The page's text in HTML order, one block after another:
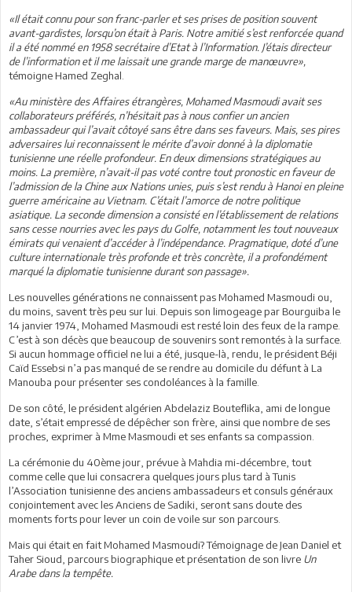
«Il était connu pour son franc-parler et ses prises de position souvent
avant-gardistes, lorsqu’on était à Paris. Notre amitié s’est renforcée quand
il a été nommé en 1958 secrétaire d’Etat à l’Information. J’étais directeur
de l’information et il me laissait une grande marge de manœuvre»,
témoigne Hamed Zeghal.
«Au ministère des Affaires étrangères, Mohamed Masmoudi avait ses
collaborateurs préférés, n’hésitait pas à nous confier un ancien
ambassadeur qui l’avait côtoyé sans être dans ses faveurs. Mais, ses pires
adversaires lui reconnaissent le mérite d’avoir donné à la diplomatie
tunisienne uneréelle profondeur. En deux dimensions stratégiques au
moins. La première, n’avait-il pas voté contre tout pronostic en faveur de
l’admission de la Chine aux Nations unies, puis s’est rendu à Hanoi en pleine
guerre américaine au Vietnam. C’était l’amorce de notre politique
asiatique. La seconde dimension a consisté en l’établissement de relations
sans cesse nourries avec les pays du Golfe, notamment les tout nouveaux
émirats qui venaient d’accéder à l’indépendance. Pragmatique, doté d’une
culture internationale très profonde et très concrète, il a profondément
marqué la diplomatie tunisienne durant son passage».
Les nouvelles générations ne connaissent pas Mohamed Masmoudi ou,
du moins, savent très peu sur lui. Depuis son limogeage par Bourguiba le
14 janvier 1974, Mohamed Masmoudi est resté loin des feux de la rampe.
C’est à son décès que beaucoup de souvenirs sont remontés à la surface.
Si aucun hommage officiel ne lui a été, jusque-là, rendu, le président Béji
Caïd Essebsi n’a pas manqué de se rendre au domicile du défunt à La
Manouba pour présenter ses condoléances à la famille.
De son côté, le président algérien Abdelaziz Bouteflika, ami de longue
date, s’était empressé de dépêcher son frère, ainsi que nombre de ses
proches, exprimer à Mme Masmoudi et ses enfants sa compassion.
La cérémonie du 40ème jour, prévue à Mahdia mi-décembre, tout
comme celle que lui consacrera quelques jours plus tard à Tunis
l’Association tunisienne des anciens ambassadeurs et consuls généraux
conjointement avec les Anciens de Sadiki, seront sans doute des
moments forts pour lever un coin de voile sur son parcours.
Mais qui était en fait Mohamed Masmoudi? Témoignage de Jean Daniel et
Taher Sioud, parcours biographique et présentation de son livre Un
Arabe dans la tempête.